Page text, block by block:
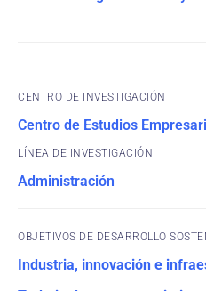
CENTRO DE INVESTIGACIÓN
Centro de Estudios
Administración
OBJETIVOS DE DESARROLLO
Industria, innovación e